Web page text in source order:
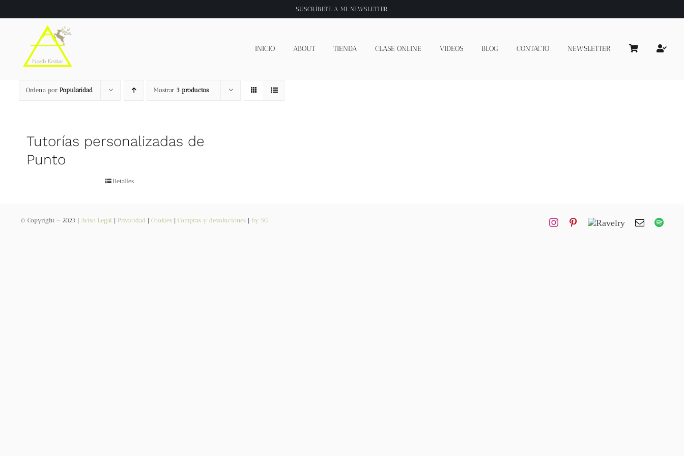
al
SUSCRÍBETE A MI NEWSLETTER
INICIO ABOUT TIENDA CLASE ONLINE VIDEOS BLOG CONTACTO NEWSLETTER
Ordena por Popularidad Mostrar 3 productos
Tutorías personalizadas de
Punto
Detalles
© Copyright – 2023 | Aviso Legal Privacidad Cookies| Compras y devoluciones| by SG